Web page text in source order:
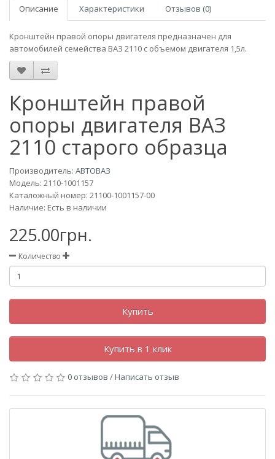
Описание Характеристики Отзывов (0)
Кронштейн правой опоры двигателя предназначен для
автомобилей семейства ВАЗ 2110 с объемом двигателя 1,5л.
Кронштейн правой
опоры двигателя ВАЗ
2110 старого образца
Производитель: АВТОВАЗ
Модель: 2110-1001157
Каталожный номер: 21100-1001157-00
Наличие: Есть в наличии
225.00грн.
Количество
Купить
Купить в 1 клик
0 отзывов /Написать отзыв